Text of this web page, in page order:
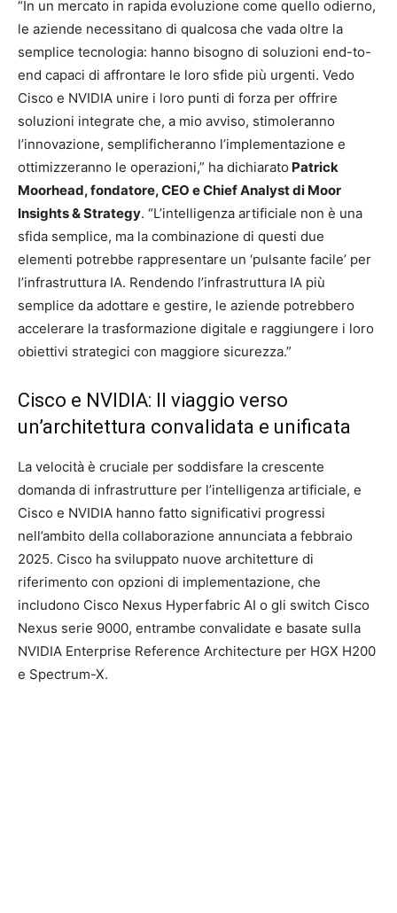
“In un mercato in rapida evoluzione come quello odierno,
le aziende necessitano di qualcosa che vada oltre la
semplice tecnologia: hanno bisogno di soluzioni end-to-
end capaci di affrontare le loro sfide più urgenti. Vedo
Cisco e NVIDIA unire i loro punti di forza per offrire
soluzioni integrate che, a mio avviso, stimoleranno
l’innovazione, semplificheranno l’implementazione e
ottimizzeranno le operazioni,” ha dichiarato Patrick
Moorhead, fondatore, CEO e Chief Analyst di Moor
Insights & Strategy. “L’intelligenza artificiale non è una
sfida semplice, ma la combinazione di questi due
elementi potrebbe rappresentare un ‘pulsante facile’ per
l’infrastruttura IA. Rendendo l’infrastruttura IA più
semplice da adottare e gestire, le aziende potrebbero
accelerare la trasformazione digitale e raggiungere i loro
obiettivi strategici con maggiore sicurezza.”
Cisco e NVIDIA: Il viaggio verso
un’architettura convalidata e unificata
La velocità è cruciale per soddisfare la crescente
domanda di infrastrutture per l’intelligenza artificiale, e
Cisco e NVIDIA hanno fatto significativi progressi
nell’ambito della collaborazione annunciata a febbraio
2025. Cisco ha sviluppato nuove architetture di
riferimento con opzioni di implementazione, che
includono Cisco Nexus Hyperfabric AI o gli switch Cisco
Nexus serie 9000, entrambe convalidate e basate sulla
NVIDIA Enterprise Reference Architecture per HGX H200
e Spectrum-X.